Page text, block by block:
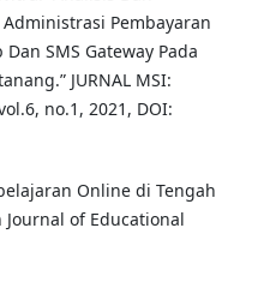
Pembayaran
SMS Gateway Pada
JURNAL MSI:
no.1, 2021, DOI:
Online di Tengah
Journal of Educational